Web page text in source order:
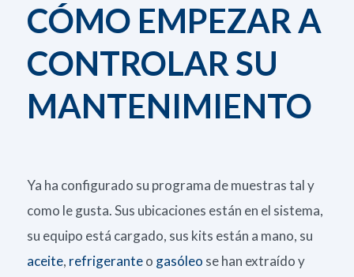
CÓMO EMPEZAR A
CONTROLAR SU
MANTENIMIENTO
Ya ha configurado su programa de muestras tal y
como le gusta. Sus ubicaciones están en el sistema,
su equipo está cargado, sus kits están a mano, su
aceite, refrigeranteo gasóleo se han extraído y